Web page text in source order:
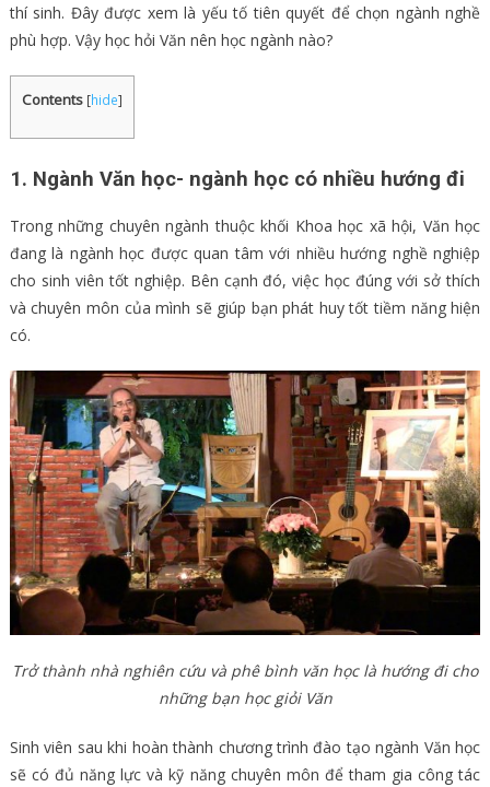
thí sinh. Đây được xem là yếu tố tiên quyết để chọn ngành nghề
phù hợp. Vậy học hỏi Văn nên học ngành nào?
Contents [hide]
1. Ngành Văn học- ngành học có nhiều hướng đi
Trong những chuyên ngành thuộc khối Khoa học xã hội, Văn học
đang là ngành học được quan tâm với nhiều hướng nghề nghiệp
cho sinh viên tốt nghiệp. Bên cạnh đó, việc học đúng với sở thích
và chuyên môn của mình sẽ giúp bạn phát huy tốt tiềm năng hiện
có.
Trở thành nhà nghiên cứu và phê bình văn học là hướng đi cho
những bạn học giỏi Văn
Sinh viên sau khi hoàn thành chương trình đào tạo ngành Văn học
sẽ có đủ năng lực và kỹ năng chuyên môn để tham gia công tác